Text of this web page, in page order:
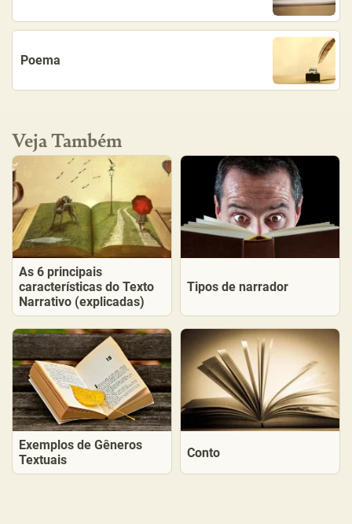
Poema
Veja Também
As 6 principais
características do Texto
Narrativo (explicadas)
Tipos de narrador
Exemplos de Gêneros
Textuais
Conto